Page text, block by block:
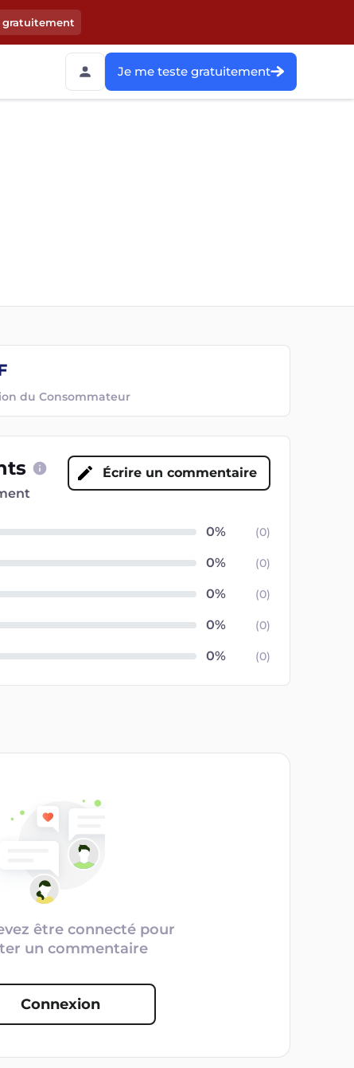
gratuitement
Je me teste gratuitement
du Consommateur
Écrire un commentaire
(0)
(0)
(0)
(0)
(0)
être connecté pour
un commentaire
Connexion